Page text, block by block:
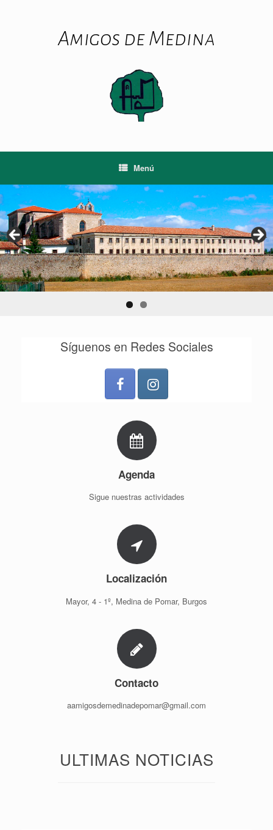
Amigos de Medina
Menú
Síguenos en Redes Sociales
Agenda
Sigue nuestras actividades
Localización
Mayor, 4 - 1º, Medina de Pomar, Burgos
Contacto
aamigosdemedinadepomar@gmail.com
ULTIMAS NOTICIAS